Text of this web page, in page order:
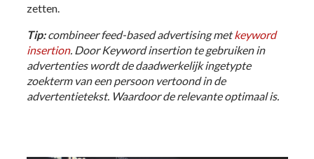
zetten.
Tip:combineer feed-based advertising metkeyword
insertion. Door Keyword insertion te gebruiken in
advertenties wordt de daadwerkelijk ingetypte
zoekterm van een persoon vertoond in de
advertentietekst. Waardoor de relevante optimaal is.